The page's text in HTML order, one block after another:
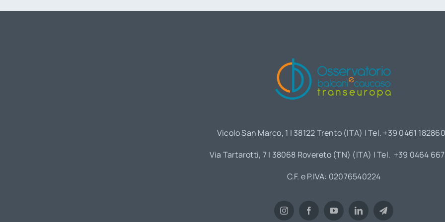
Vicolo San Marco, 1 | 38122 Trento (ITA) | Tel. +39 0461
Via Tartarotti, 7 | 38068 Rovereto (TN) (ITA) | Tel. +39 0464
C.F. e P.IVA: 02076540224